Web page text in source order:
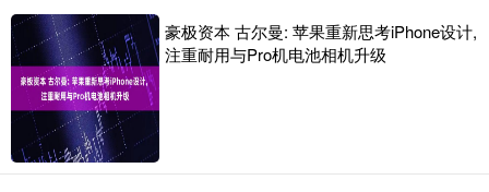
豪极资本 古尔曼: 苹果重新思考iPhone设计,
注重耐用与Pro机电池相机升级